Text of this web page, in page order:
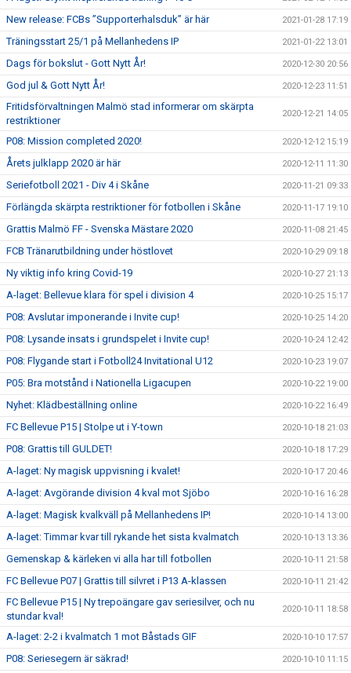
New release: FCBs ”Supporterhalsduk” är här 2021-01-28 17:19
Träningsstart 25/1 på Mellanhedens IP 2021-01-22 13:01
Dags för bokslut - Gott Nytt År! 2020-12-30 20:56
God jul & Gott Nytt År! 2020-12-23 11:51
Fritidsförvaltningen Malmö stad informerar om skärpta
restriktioner
2020-12-21 14:05
P08: Mission completed 2020! 2020-12-12 15:19
Årets julklapp 2020 är här 2020-12-11 11:30
Seriefotboll 2021 - Div 4 i Skåne 2020-11-21 09:33
Förlängda skärpta restriktioner för fotbollen i Skåne 2020-11-17 19:10
Grattis Malmö FF - Svenska Mästare 2020 2020-11-08 21:45
FCB Tränarutbildning under höstlovet 2020-10-29 09:18
Ny viktig info kring Covid-19 2020-10-27 21:13
A-laget: Bellevue klara för spel i division 4 2020-10-25 15:17
P08: Avslutar imponerande i Invite cup! 2020-10-25 14:20
P08: Lysande insats i grundspelet i Invite cup! 2020-10-24 12:42
P08: Flygande start i Fotboll24 Invitational U12 2020-10-23 19:07
P05: Bra motstånd i Nationella Ligacupen 2020-10-22 19:00
Nyhet: Klädbeställning online 2020-10-22 16:49
FC Bellevue P15 | Stolpe ut i Y-town 2020-10-18 21:03
P08: Grattis till GULDET! 2020-10-18 17:29
A-laget: Ny magisk uppvisning i kvalet! 2020-10-17 20:46
A-laget: Avgörande division 4 kval mot Sjöbo 2020-10-16 16:28
A-laget: Magisk kvalkväll på Mellanhedens IP! 2020-10-14 13:00
A-laget: Timmar kvar till rykande het sista kvalmatch 2020-10-13 13:36
Gemenskap & kärleken vi alla har till fotbollen 2020-10-11 21:58
FC Bellevue P07 | Grattis till silvret i P13 A-klassen 2020-10-11 21:42
FC Bellevue P15 | Ny trepoängare gav seriesilver, och nu
stundar kval!
2020-10-11 18:58
A-laget: 2-2 i kvalmatch 1 mot Båstads GIF 2020-10-10 17:57
P08: Seriesegern är säkrad! 2020-10-10 11:15